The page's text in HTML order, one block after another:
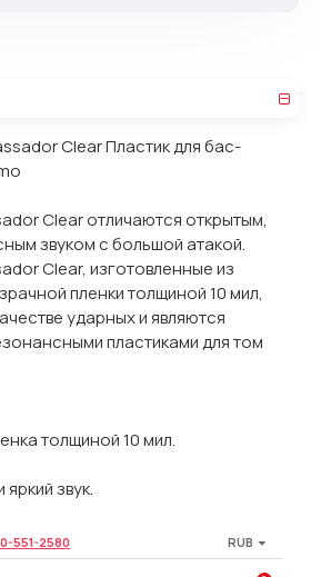
Clear Пластик для бас-
Clear отличаются открытым,
звуком с большой атакой.
Clear, изготовленные из
пленки толщиной 10 мил,
ударных и являются
пластиками для том
толщиной 10 мил.
звук.